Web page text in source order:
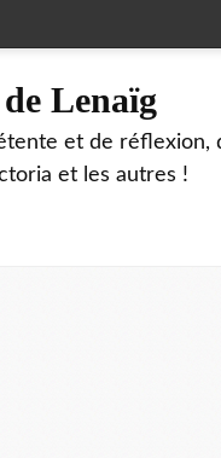
Lenaïg
et de réflexion,
et les autres !